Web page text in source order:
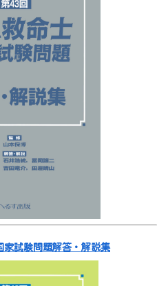
家試験問題解答・解説集